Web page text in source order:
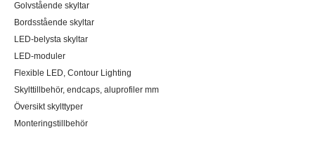
Golvstående skyltar
Bordsstående skyltar
LED-belysta skyltar
LED-moduler
Flexible LED, Contour Lighting
Skylttillbehör, endcaps, aluprofiler mm
Översikt skylttyper
Monteringstillbehör